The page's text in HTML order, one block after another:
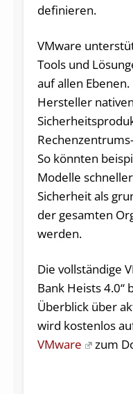
definieren.
VMware
Tools und
auf allen
Hersteller
So könnten
Modelle
Sicherheit als
der gesamten
werden.
Die vollständige
Bank Heists
Überblick über
wird kostenlos
VMware
zum